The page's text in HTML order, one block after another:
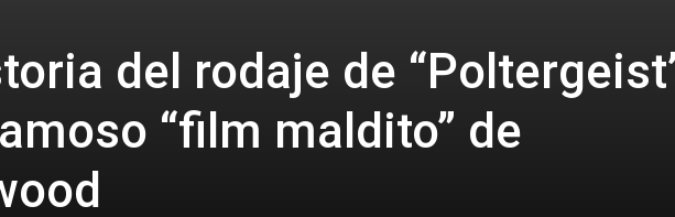
del rodaje de
“film maldito” de